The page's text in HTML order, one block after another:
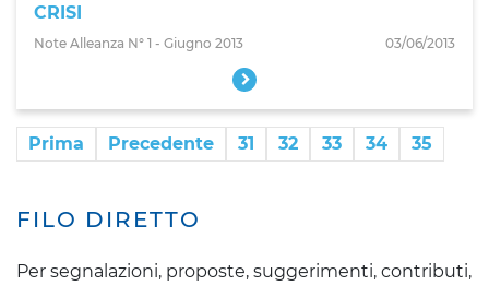
CRISI
Note Alleanza N° 1 - Giugno 2013 03/06/2013
Prima Precedente 31 32 33 34 35
FILO DIRETTO
Per segnalazioni, proposte, suggerimenti, contributi,